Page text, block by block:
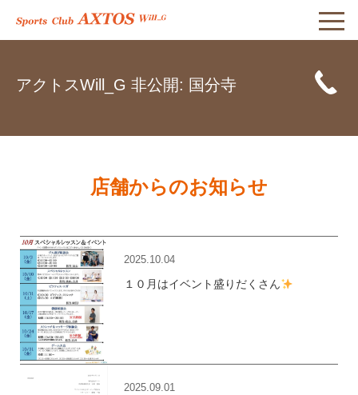
アクトスWill_G 非公開: 国分寺
店舗からのお知らせ
2025.10.04
１０月はイベント盛りだくさん
2025.09.01